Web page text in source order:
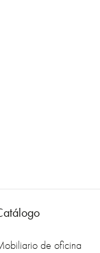
de oficina